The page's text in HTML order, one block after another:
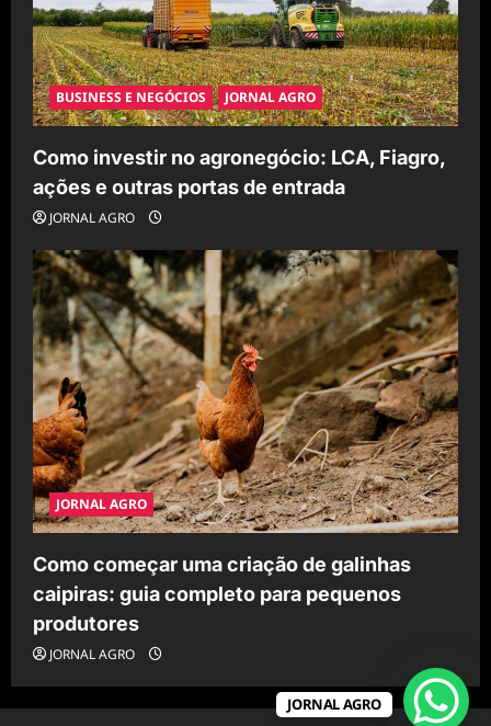
BUSINESS E NEGÓCIOS JORNAL AGRO
Como investir no agronegócio: LCA, Fiagro,
ações e outras portas de entrada
JORNAL AGRO
JORNAL AGRO
Como começar uma criação de galinhas
caipiras: guia completo para pequenos
produtores
JORNAL AGRO
JORNAL AGRO